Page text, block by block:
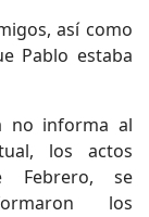
así como
Pablo estaba
no informa al
los actos
Febrero, se
los